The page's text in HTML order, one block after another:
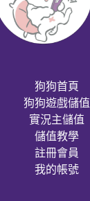
狗狗首頁
狗狗遊戲儲值
實況主儲值
儲值教學
註冊會員
我的帳號